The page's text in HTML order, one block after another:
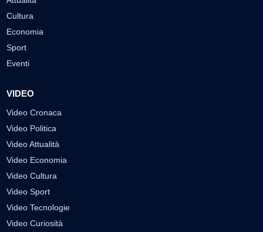
Cultura
Economia
Sport
Eventi
VIDEO
Video Cronaca
Video Politica
Video Attualità
Video Economia
Video Cultura
Video Sport
Video Tecnologie
Video Curiosità